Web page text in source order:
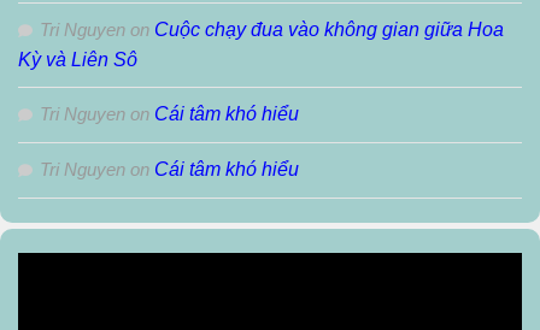
Tri Nguyen on Cuộc chạy đua vào không gian giữa Hoa
Kỳ và Liên Sô
Tri Nguyen on Cái tâm khó hiểu
Tri Nguyen on Cái tâm khó hiểu